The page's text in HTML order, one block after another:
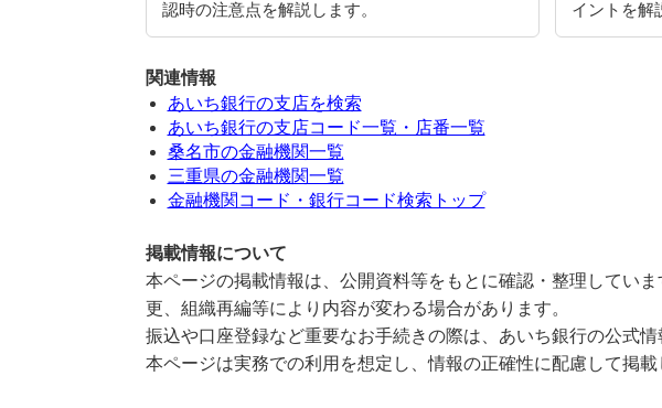
認時の注意点を解説します。
イントを解
関連情報
あいち銀行の支店を検索
あいち銀行の支店コード一覧・店番一覧
桑名市の金融機関一覧
三重県の金融機関一覧
金融機関コード・銀行コード検索トップ
掲載情報について
本ページの掲載情報は、公開資料等をもとに確認・整理してい
更、組織再編等により内容が変わる場合があります。
振込や口座登録など重要なお手続きの際は、あいち銀行の公式情
本ページは実務での利用を想定し、情報の正確性に配慮して掲載